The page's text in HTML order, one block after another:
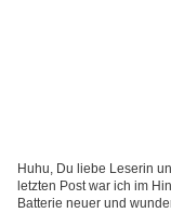
Huhu, Du liebe Leserin
letzten Post war ich im
Batterie neuer und